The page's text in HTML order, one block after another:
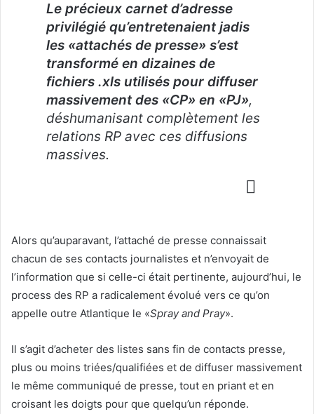
Le précieux carnet d’adresse
privilégié qu’entretenaient jadis
les «attachés de presse» s’est
transformé en dizaines de
fichiers .xls utilisés pour diffuser
massivement des «CP» en «PJ»,
déshumanisant complètement les
relations RP avec ces diffusions
massives.
Alors qu’auparavant, l’attaché de presse connaissait
chacun de ses contacts journalistes et n’envoyait de
l’information que si celle-ci était pertinente, aujourd’hui, le
process des RP a radicalement évolué vers ce qu’on
appelle outre Atlantique le «Spray and Pray».
Il s’agit d’acheter des listes sans fin de contacts presse,
plus ou moins triées/qualifiées et de diffuser massivement
le même communiqué de presse, tout en priant et en
croisant les doigts pour que quelqu’un réponde.